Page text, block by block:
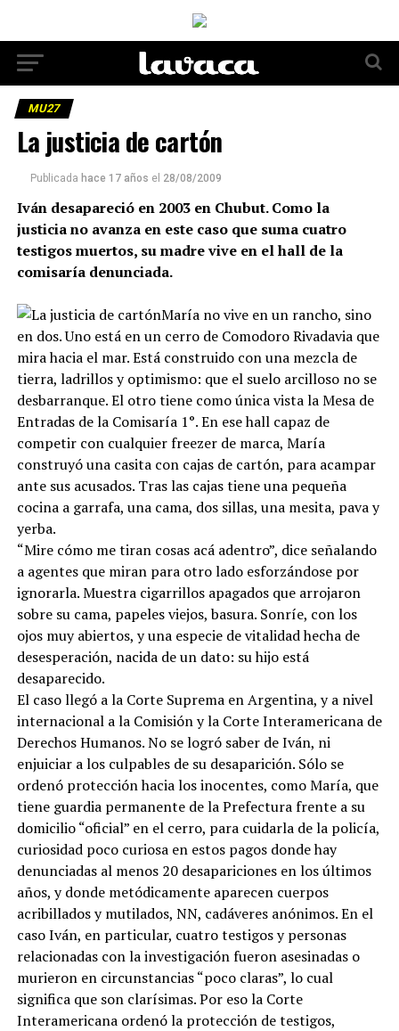
MU27
La justicia de cartón
Publicada hace 17 años el 28/08/2009
Iván desapareció en 2003 en Chubut. Como la
justicia no avanza en este caso que suma cuatro
testigos muertos, su madre vive en el hall de la
comisaría denunciada.
María no vive en un rancho, sino
en dos. Uno está en un cerro de Comodoro Rivadavia que
mira hacia el mar. Está construido con una mezcla de
tierra, ladrillos y optimismo: que el suelo arcilloso no se
desbarranque. El otro tiene como única vista la Mesa de
Entradas de la Comisaría 1°. En ese hall capaz de
competir con cualquier freezer de marca, María
construyó una casita con cajas de cartón, para acampar
ante sus acusados. Tras las cajas tiene una pequeña
cocina a garrafa, una cama, dos sillas, una mesita, pava y
yerba.
“Mire cómo me tiran cosas acá adentro”, dice señalando
a agentes que miran para otro lado esforzándose por
ignorarla. Muestra cigarrillos apagados que arrojaron
sobre su cama, papeles viejos, basura. Sonríe, con los
ojos muy abiertos, y una especie de vitalidad hecha de
desesperación, nacida de un dato: su hijo está
desaparecido.
El caso llegó a la Corte Suprema en Argentina, y a nivel
internacional a la Comisión y la Corte Interamericana de
Derechos Humanos. No se logró saber de Iván, ni
enjuiciar a los culpables de su desaparición. Sólo se
ordenó protección hacia los inocentes, como María, que
tiene guardia permanente de la Prefectura frente a su
domicilio “oficial” en el cerro, para cuidarla de la policía,
curiosidad poco curiosa en estos pagos donde hay
denunciadas al menos 20 desapariciones en los últimos
años, y donde metódicamente aparecen cuerpos
acribillados y mutilados, NN, cadáveres anónimos. En el
caso Iván, en particular, cuatro testigos y personas
relacionadas con la investigación fueron asesinadas o
murieron en circunstancias “poco claras”, lo cual
significa que son clarísimas. Por eso la Corte
Interamericana ordenó la protección de testigos,